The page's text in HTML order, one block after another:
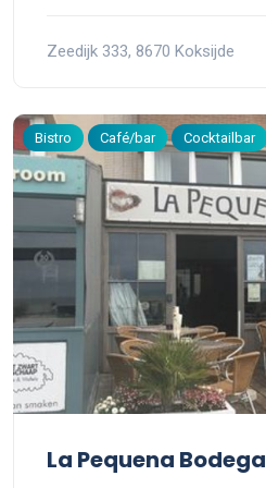
Zeedijk 333, 8670 Koksijde
Bistro Café/bar Cocktailbar
La Pequena Bodega